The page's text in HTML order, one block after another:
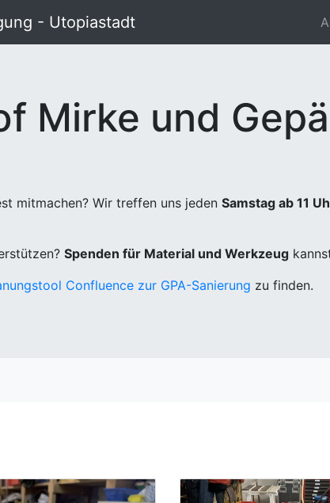
- Utopiastadt
Mirke und
mitmachen? Wir treffen uns jeden Samstag ab 11
Spenden für Material und Werkzeug
Confluence zur GPA-Sanierung zu finden.